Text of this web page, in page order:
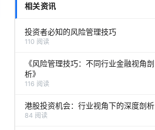
相关资讯
投资者必知的风险管理技巧
110 阅读
《风险管理技巧：不同行业金融视角剖
析》
116 阅读
港股投资机会：行业视角下的深度剖析
84 阅读